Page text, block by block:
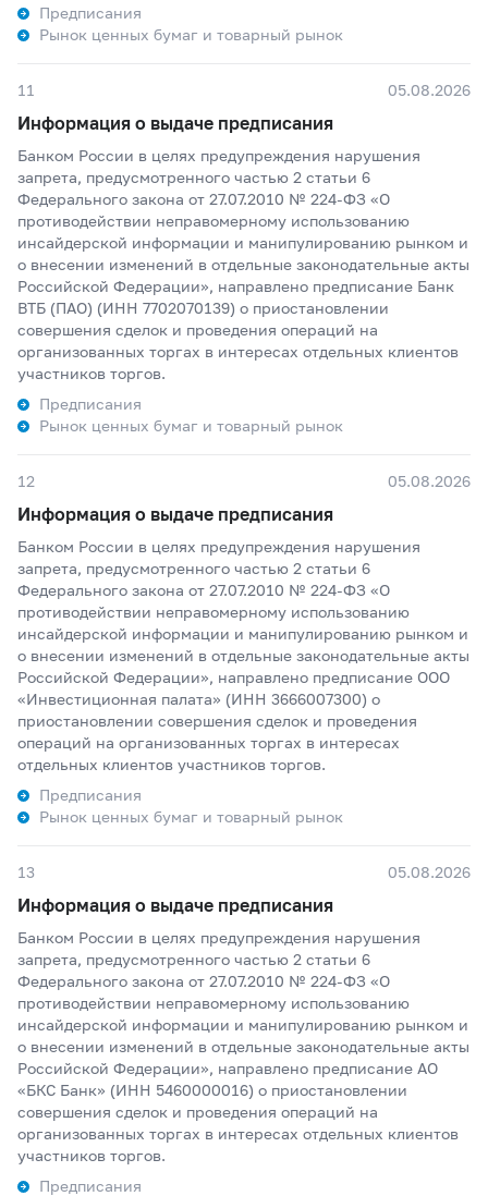
Предписания
Рынок ценных бумаг и товарный рынок
11 05.08.2026
Информация о выдаче предписания
Банком России в целях предупреждения нарушения
запрета, предусмотренного частью 2 статьи 6
Федерального закона от 27.07.2010 № 224-ФЗ «О
противодействии неправомерному использованию
инсайдерской информации и манипулированию рынком и
о внесении изменений в отдельные законодательные акты
Российской Федерации», направлено предписание Банк
ВТБ (ПАО) (ИНН 7702070139) о приостановлении
совершения сделок и проведения операций на
организованных торгах в интересах отдельных клиентов
участников торгов.
Предписания
Рынок ценных бумаг и товарный рынок
12 05.08.2026
Информация о выдаче предписания
Банком России в целях предупреждения нарушения
запрета, предусмотренного частью 2 статьи 6
Федерального закона от 27.07.2010 № 224-ФЗ «О
противодействии неправомерному использованию
инсайдерской информации и манипулированию рынком и
о внесении изменений в отдельные законодательные акты
Российской Федерации», направлено предписание ООО
«Инвестиционная палата» (ИНН 3666007300) о
приостановлении совершения сделок и проведения
операций на организованных торгах в интересах
отдельных клиентов участников торгов.
Предписания
Рынок ценных бумаг и товарный рынок
13 05.08.2026
Информация о выдаче предписания
Банком России в целях предупреждения нарушения
запрета, предусмотренного частью 2 статьи 6
Федерального закона от 27.07.2010 № 224-ФЗ «О
противодействии неправомерному использованию
инсайдерской информации и манипулированию рынком и
о внесении изменений в отдельные законодательные акты
Российской Федерации», направлено предписание АО
«БКС Банк» (ИНН 5460000016) о приостановлении
совершения сделок и проведения операций на
организованных торгах в интересах отдельных клиентов
участников торгов.
Предписания